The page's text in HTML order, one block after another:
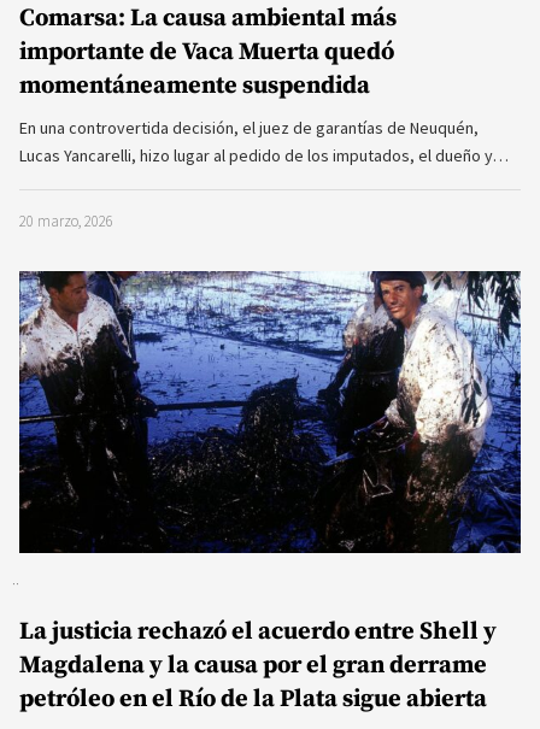
Comarsa: La causa ambiental más
importante de Vaca Muerta quedó
momentáneamente suspendida
En una controvertida decisión, el juez de garantías de Neuquén,
Lucas Yancarelli, hizo lugar al pedido de los imputados, el dueño y…
20 marzo, 2026
La justicia rechazó el acuerdo entre Shell y
Magdalena y la causa por el gran derrame
petróleo en el Río de la Plata sigue abierta